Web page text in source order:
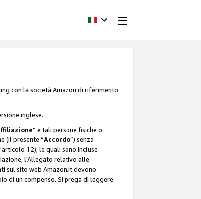
con la società Amazon di riferimento
inglese.
” e tali persone fisiche o
(il presente “Accordo”) senza
12), le quali sono incluse
l'Allegato relativo alle
sul sito web Amazon.it devono
di un compenso. Si prega di leggere